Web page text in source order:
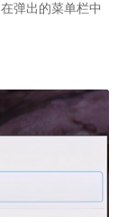
弹出的菜单栏中